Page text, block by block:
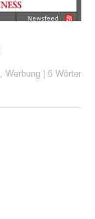
Werbung 6 Wörter